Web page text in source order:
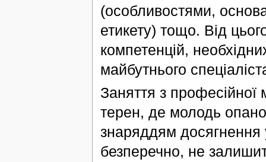
(особливостями,
етикету) тощо. Від
компетенцій,
майбутнього
Заняття з професійної
терен, де молодь
знаряддям досягнення
безперечно, не